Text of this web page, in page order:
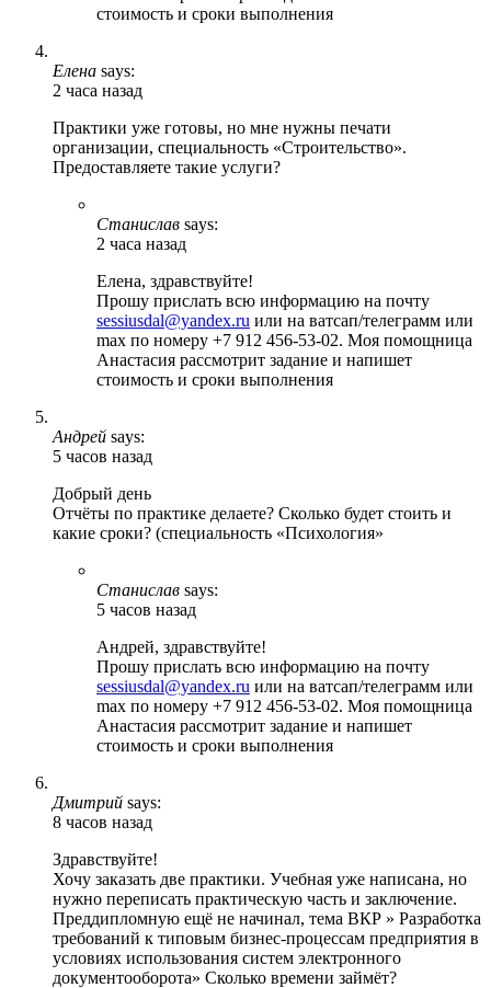
стоимость и сроки выполнения
Елена says:
2 часа назад
Практики уже готовы, но мне нужны печати
организации, специальность «Строительство».
Предоставляете такие услуги?
Станислав says:
2 часа назад
Елена, здравствуйте!
Прошу прислать всю информацию на почту
sessiusdal@yandex.ru или на ватсап/телеграмм или
max по номеру +7 912 456-53-02. Моя помощница
Анастасия рассмотрит задание и напишет
стоимость и сроки выполнения
Андрей says:
5 часов назад
Добрый день
Отчёты по практике делаете? Сколько будет стоить и
какие сроки? (специальность «Психология»
Станислав says:
5 часов назад
Андрей, здравствуйте!
Прошу прислать всю информацию на почту
sessiusdal@yandex.ru или на ватсап/телеграмм или
max по номеру +7 912 456-53-02. Моя помощница
Анастасия рассмотрит задание и напишет
стоимость и сроки выполнения
Дмитрий says:
8 часов назад
Здравствуйте!
Хочу заказать две практики. Учебная уже написана, но
нужно переписать практическую часть и заключение.
Преддипломную ещё не начинал, тема ВКР » Разработка
требований к типовым бизнес-процессам предприятия в
условиях использования систем электронного
документооборота» Сколько времени займёт?